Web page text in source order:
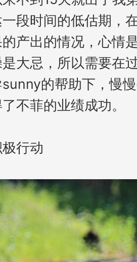
段时间的低估期，
产出的情况，心情
大忌，所以需要在
sunny的帮助下，慢
不菲的业绩成功。
行动